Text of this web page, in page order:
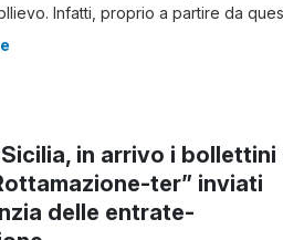
Infatti, proprio a partire da
di essi riceveranno una doppia
in arrivo i bollettini
ter” inviati
delle entrate-